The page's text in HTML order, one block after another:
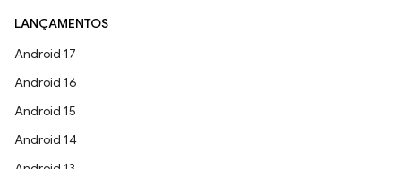
LANÇAMENTOS
Android 17
Android 16
Android 15
Android 14